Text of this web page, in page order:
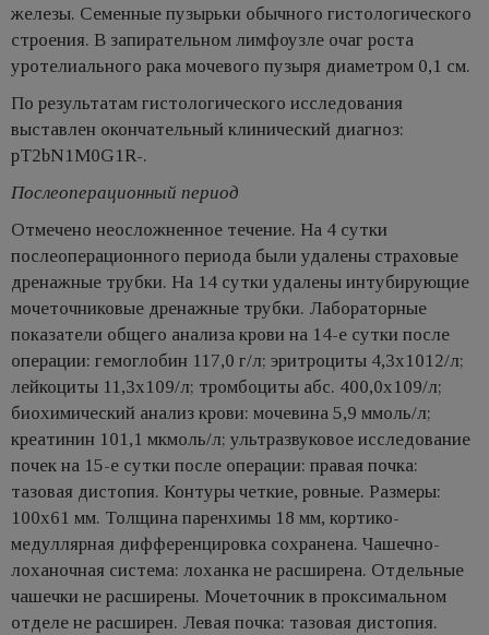
железы. Семенные пузырьки обычного гистологического
строения. В запирательном лимфоузле очаг роста
уротелиального рака мочевого пузыря диаметром 0,1 см.
По результатам гистологического исследования
выставлен окончательный клинический диагноз:
рТ2bN1М0G1R-.
Послеоперационный период
Отмечено неосложненное течение. На 4 сутки
послеоперационного периода были удалены страховые
дренажные трубки. На 14 сутки удалены интубирующие
мочеточниковые дренажные трубки. Лабораторные
показатели общего анализа крови на 14-е сутки после
операции: гемоглобин 117,0 г/л; эритроциты 4,3х1012/л;
лейкоциты 11,3х109/л; тромбоциты абс. 400,0х109/л;
биохимический анализ крови: мочевина 5,9 ммоль/л;
креатинин 101,1 мкмоль/л; ультразвуковое исследование
почек на 15-е сутки после операции: правая почка:
тазовая дистопия. Контуры четкие, ровные. Размеры:
100х61 мм. Толщина паренхимы 18 мм, кортико-
медуллярная дифференцировка сохранена. Чашечно-
лоханочная система: лоханка не расширена. Отдельные
чашечки не расширены. Мочеточник в проксимальном
отделе не расширен. Левая почка: тазовая дистопия.